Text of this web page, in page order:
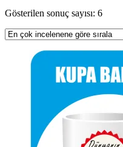
Gösterilen sonuç sayısı: 6